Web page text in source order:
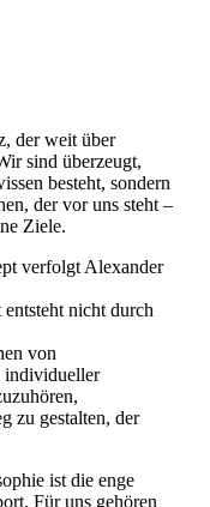
der weit über
sind überzeugt,
besteht, sondern
der vor uns steht –
Ziele.
verfolgt Alexander
nicht durch
von
individueller
zu gestalten, der
ist die enge
Für uns gehören